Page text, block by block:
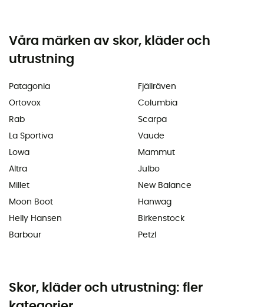
Våra märken av skor, kläder och
utrustning
Patagonia
Ortovox
Rab
La Sportiva
Lowa
Altra
Millet
Moon Boot
Helly Hansen
Barbour
Fjällräven
Columbia
Scarpa
Vaude
Mammut
Julbo
New Balance
Hanwag
Birkenstock
Petzl
Skor, kläder och utrustning: fler